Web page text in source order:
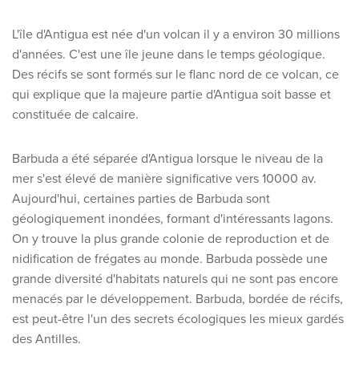
Voir tous les circuits
Découvrez nos thèmes
Lune de miel
Adultes uniquement
Luxe
Voir tous les thèmes
Les meilleures offres
IKYK Malte
Dhigali Resort Maldives
SALT of Palmar Mauritius
L'île d'Antigua est née d'un volcan il y a environ 30 millions
d'années. C'est une île jeune dans le temps géologique.
Des récifs se sont formés sur le flanc nord de ce volcan, ce
qui explique que la majeure partie d'Antigua soit basse et
constituée de calcaire.
Barbuda a été séparée d'Antigua lorsque le niveau de la
mer s'est élevé de manière significative vers 10000 av.
Aujourd'hui, certaines parties de Barbuda sont
géologiquement inondées, formant d'intéressants lagons.
On y trouve la plus grande colonie de reproduction et de
nidification de frégates au monde. Barbuda possède une
grande diversité d'habitats naturels qui ne sont pas encore
menacés par le développement. Barbuda, bordée de récifs,
est peut-être l'un des secrets écologiques les mieux gardés
des Antilles.